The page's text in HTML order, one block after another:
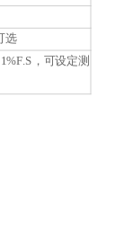
选
，可设定测